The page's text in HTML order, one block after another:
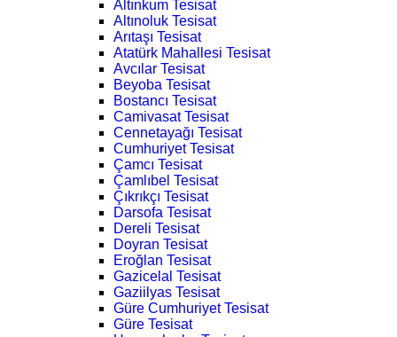
Altınkum Tesisat
Altınoluk Tesisat
Arıtaşı Tesisat
Atatürk Mahallesi Tesisat
Avcılar Tesisat
Beyoba Tesisat
Bostancı Tesisat
Camivasat Tesisat
Cennetayağı Tesisat
Cumhuriyet Tesisat
Çamcı Tesisat
Çamlıbel Tesisat
Çıkrıkçı Tesisat
Darsofa Tesisat
Dereli Tesisat
Doyran Tesisat
Eroğlan Tesisat
Gazicelal Tesisat
Gaziilyas Tesisat
Güre Cumhuriyet Tesisat
Güre Tesisat